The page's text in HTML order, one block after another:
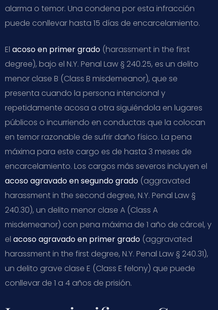
alarma o temor. Una condena por esta infracción
puede conllevar hasta 15 días de encarcelamiento.
El acoso en primer grado (harassment in the first
degree), bajo el N.Y. Penal Law § 240.25, es un delito
menor clase B (Class B misdemeanor), que se
presenta cuando la persona intencional y
repetidamente acosa a otra siguiéndola en lugares
públicos o incurriendo en conductas que la colocan
en temor razonable de sufrir daño físico. La pena
máxima para este cargo es de hasta 3 meses de
encarcelamiento. Los cargos más severos incluyen el
acoso agravado en segundo grado (aggravated
harassment in the second degree, N.Y. Penal Law §
240.30), un delito menor clase A (Class A
misdemeanor) con pena máxima de 1 año de cárcel, y
el acoso agravado en primer grado (aggravated
harassment in the first degree, N.Y. Penal Law § 240.31),
un delito grave clase E (Class E felony) que puede
conllevar de 1 a 4 años de prisión.